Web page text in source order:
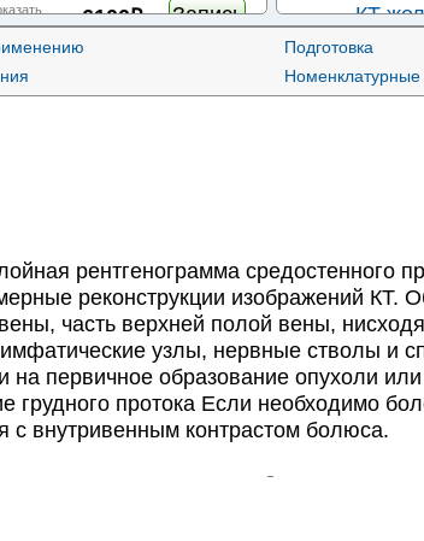
Запись
6100₽
Запись
6800₽
Запись
7200₽
Запись
7250₽
Запись
КТ
КТ
КТ
КТ
КТ
КТ-
КТ-
Подготовка
Номенклатурные
рентгенограмма средостенного
реконструкции изображений
часть верхней полой вены,
узлы, нервные стволы и
на первичное образование опухоли
грудного протока Если необходимо
с внутривенным контрастом болюса.